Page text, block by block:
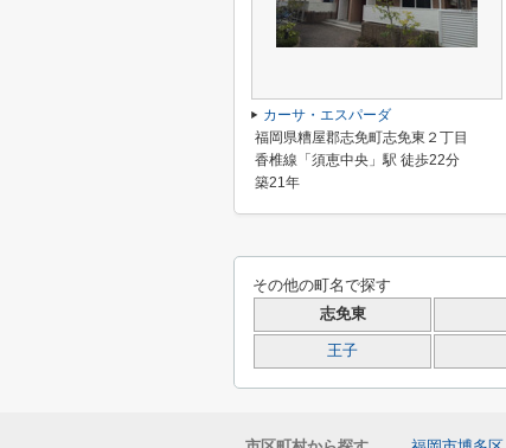
カーサ・エスパーダ
福岡県糟屋郡志免町志免東２丁目
香椎線「須恵中央」駅 徒歩22分
築21年
その他の町名で探す
志免東
王子